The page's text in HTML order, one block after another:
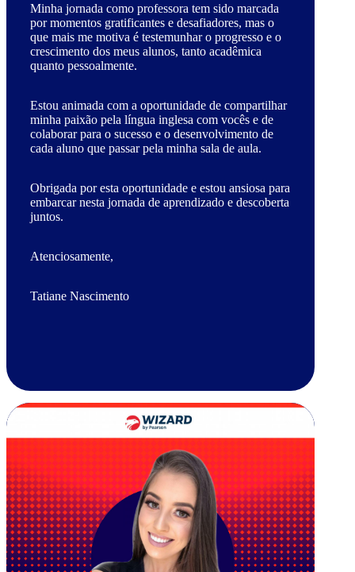
Minha jornada como professora tem sido marcada
por momentos gratificantes e desafiadores, mas o
que mais me motiva é testemunhar o progresso e o
crescimento dos meus alunos, tanto acadêmica
quanto pessoalmente.
Estou animada com a oportunidade de compartilhar
minha paixão pela língua inglesa com vocês e de
colaborar para o sucesso e o desenvolvimento de
cada aluno que passar pela minha sala de aula.
Obrigada por esta oportunidade e estou ansiosa para
embarcar nesta jornada de aprendizado e descoberta
juntos.
Atenciosamente,
Tatiane Nascimento